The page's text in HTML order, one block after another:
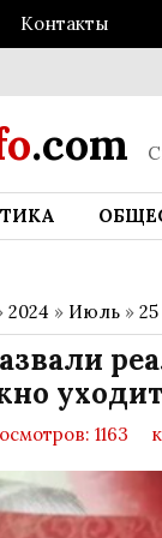
Контакты
.com
2024 » Июль » 25
1163